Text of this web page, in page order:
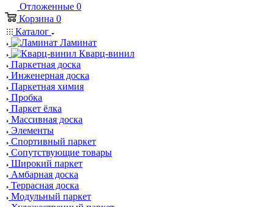
Отложенные 0
Корзина 0
Каталог
Ламинат
Кварц-винил
Паркетная доска
Инженерная доска
Паркетная химия
Пробка
Паркет ёлка
Массивная доска
Элементы
Спортивный паркет
Сопутствующие товары
Широкий паркет
Амбарная доска
Террасная доска
Модульный паркет